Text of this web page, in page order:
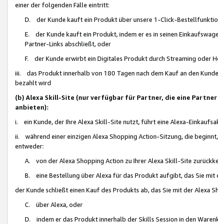
einer der folgenden Fälle eintritt:
D. der Kunde kauft ein Produkt über unsere 1-Click-
E. der Kunde kauft ein Produkt, indem er es in seinen
Partner-Links abschließt, oder
F. der Kunde erwirbt ein Digitales Produkt durch Streaming oder
iii. das Produkt innerhalb von 180 Tagen nach dem Kauf an den
bezahlt wird
(b) Alexa Skill-Site (nur verfügbar für Partner, die eine
anbieten):
i. ein Kunde, der Ihre Alexa Skill-Site nutzt, führt eine Alexa-
ii. während einer einzigen Alexa Shopping Action-Sitzung, die
entweder:
A. von der Alexa Shopping Action zu Ihrer Alexa Skill-Site
B. eine Bestellung über Alexa für das Produkt aufgibt, das Sie mit
der Kunde schließt einen Kauf des Produkts ab, das Sie mit der Alexa
C. über Alexa, oder
D. indem er das Produkt innerhalb der Skills Session in den